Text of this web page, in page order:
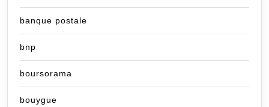
banque postale
bnp
boursorama
bouygue